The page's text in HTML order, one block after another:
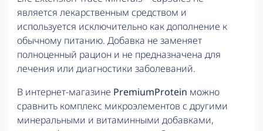
является лекарственным средством и
используется исключительно как дополнение к
обычному питанию. Добавка не заменяет
полноценный рацион и не предназначена для
лечения или диагностики заболеваний.
В интернет-магазине PremiumProtein можно
сравнить комплекс микроэлементов с другими
минеральными и витаминными добавками,